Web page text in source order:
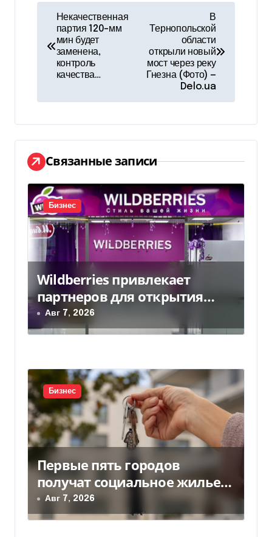
а
ц
и
я
п
о
з
а
п
и
с
я
м
Некачественная
партия 120-мм
мин будет
заменена,
контроль
качества…
В
Тернопольской
области
открыли новый
мост через реку
Гнезна (Фото) —
Delo.ua
Связанные записи
Бизнес
Wildberries привлекает
партнеров для открытия
хабов после ударов по
слогам
Авг 7, 2026
Бизнес
Первые пять городов
получат социальное жилье
за счет ЕИБ в Украине
Авг 7, 2026